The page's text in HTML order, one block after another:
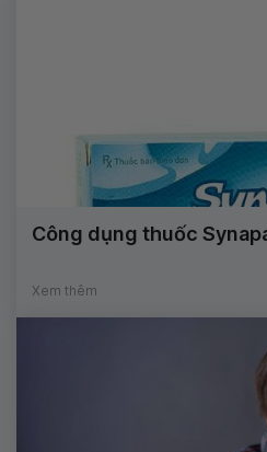
Công dụng thuốc
Xem thêm